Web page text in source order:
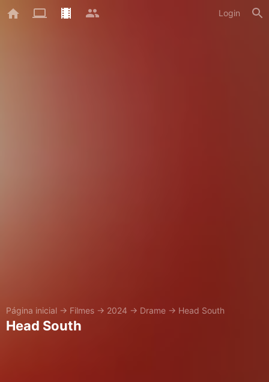
Login
Página inicial → Filmes → 2024 → Drame → Head South
Head South